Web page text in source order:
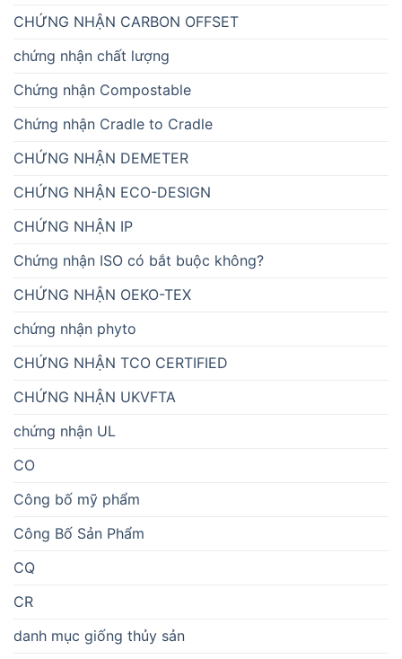
CHỨNG NHẬN CARBON OFFSET
chứng nhận chất lượng
Chứng nhận Compostable
Chứng nhận Cradle to Cradle
CHỨNG NHẬN DEMETER
CHỨNG NHẬN ECO-DESIGN
CHỨNG NHẬN IP
Chứng nhận ISO có bắt buộc không?
CHỨNG NHẬN OEKO-TEX
chứng nhận phyto
CHỨNG NHẬN TCO CERTIFIED
CHỨNG NHẬN UKVFTA
chứng nhận UL
CO
Công bố mỹ phẩm
Công Bố Sản Phẩm
CQ
CR
danh mục giống thủy sản